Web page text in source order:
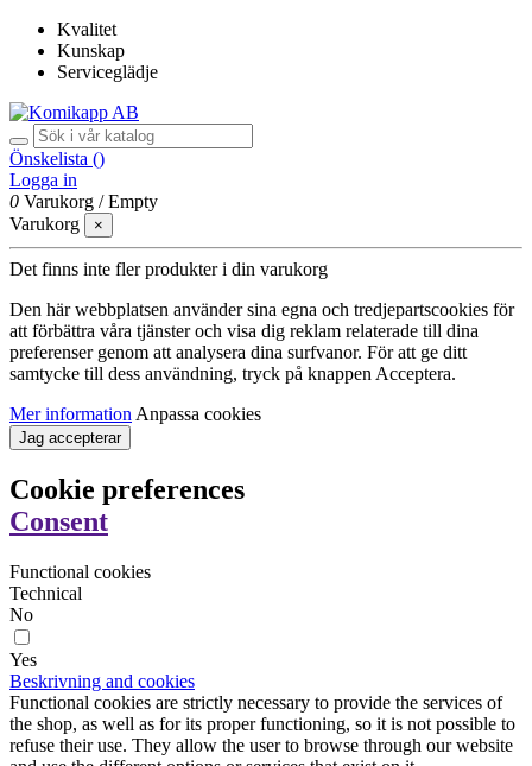
Kvalitet
Kunskap
Serviceglädje
Önskelista ()
Logga in
0 Varukorg /Empty
Varukorg
×
Det finns inte fler produkter i din varukorg
Den här webbplatsen använder sina egna och tredjepartscookies för
att förbättra våra tjänster och visa dig reklam relaterade till dina
preferenser genom att analysera dina surfvanor. För att ge ditt
samtycke till dess användning, tryck på knappen Acceptera.
Mer information Anpassa cookies
Jag accepterar
Cookie preferences
Consent
Functional cookies
Technical
No
Yes
Beskrivning and cookies
Functional cookies are strictly necessary to provide the services of
the shop, as well as for its proper functioning, so it is not possible to
refuse their use. They allow the user to browse through our website